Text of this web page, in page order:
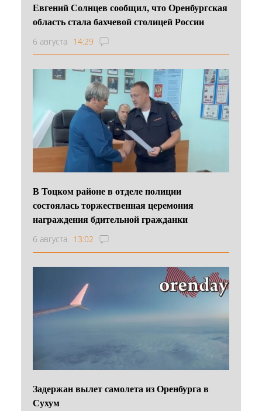
Евгений Солнцев сообщил, что Оренбургская
область стала бахчевой столицей России
6 августа 14:29
В Тоцком районе в отделе полиции
состоялась торжественная церемония
награждения бдительной гражданки
6 августа 13:02
Задержан вылет самолета из Оренбурга в
Сухум